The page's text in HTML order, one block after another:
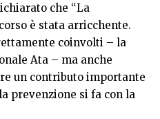
che “La
è stata arricchente.
coinvolti – la
Ata – ma anche
un contributo importante
prevenzione si fa con la